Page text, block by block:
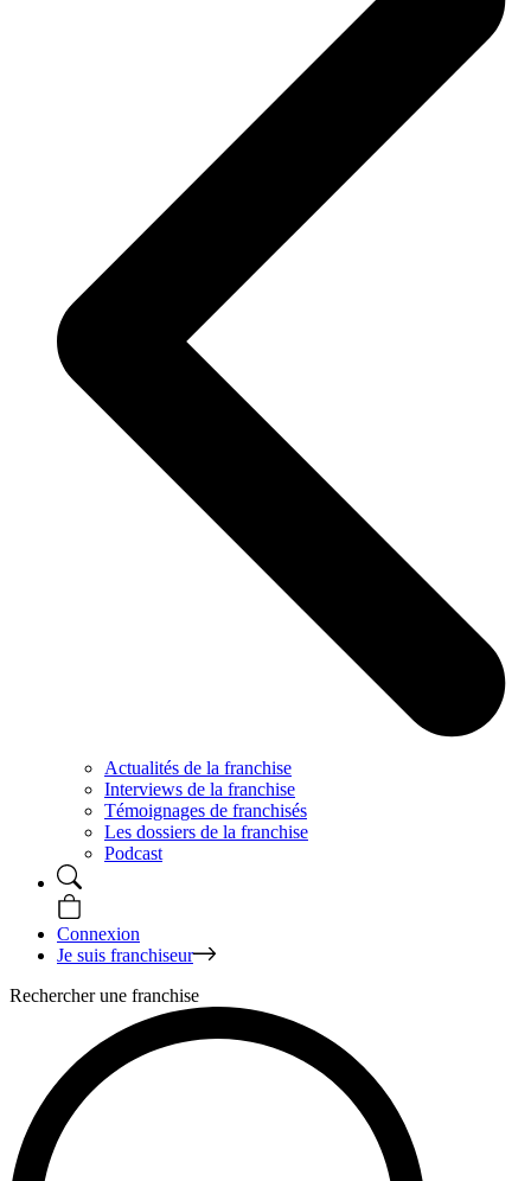
Actualités de la franchise
Interviews de la franchise
Témoignages de franchisés
Les dossiers de la franchise
Podcast
Connexion
Je suis franchiseur
Rechercher une franchise